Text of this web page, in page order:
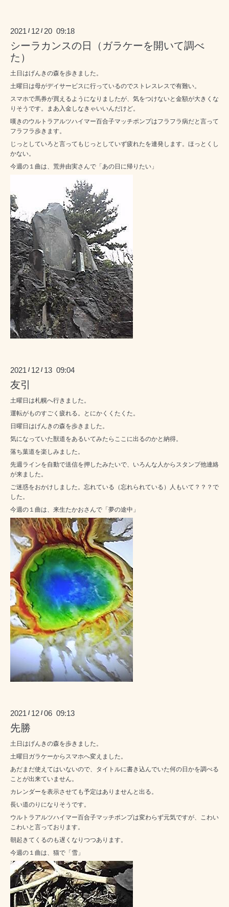
2021 / 12 / 20 09:18
シーラカンスの日（ガラケーを開いて調べ
た）
土日はげんきの森を歩きました。
土曜日は母がデイサービスに行っているのでストレスレスで有難い。
スマホで馬券が買えるようになりましたが、気をつけないと金額が大きくな
りそうです。まあ入金しなきゃいいんだけど。
嘆きのウルトラアルツハイマー百合子マッチポンプはフラフラ病だと言って
フラフラ歩きます。
じっとしていろと言ってもじっとしていず疲れたを連発します。ほっとくし
かない。
今週の１曲は、荒井由実さんで「あの日に帰りたい」
2021 / 12 / 13 09:04
友引
土曜日は札幌へ行きました。
運転がものすごく疲れる。とにかくくたくた。
日曜日はげんきの森を歩きました。
気になっていた獣道をあるいてみたらここに出るのかと納得。
落ち葉道を楽しみました。
先週ラインを自動で送信を押したみたいで、いろんな人からスタンプ他連絡
が来ました。
ご迷惑をおかけしました。忘れている（忘れられている）人もいて？？？で
した。
今週の１曲は、来生たかおさんで「夢の途中」
2021 / 12 /06 09:13
先勝
土日はげんきの森を歩きました。
土曜日ガラケーからスマホへ変えました。
あだまだ使えてはいないので、タイトルに書き込んでいた何の日かを調べる
ことが出来ていません。
カレンダーを表示させても予定はありませんと出る。
長い道のりになりそうです。
ウルトラアルツハイマー百合子マッチポンプは変わらず元気ですが、こわい
こわいと言っております。
朝起きてくるのも遅くなりつつあります。
今週の１曲は、猫で「雪」